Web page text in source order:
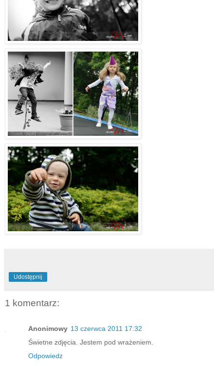
Udostępnij
1 komentarz:
Anonimowy 13 czerwca 2011 17:32
Świetne zdjęcia. Jestem pod wrażeniem.
Odpowiedz